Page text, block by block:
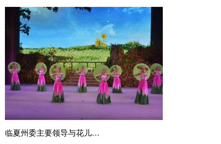
临夏州委主要领导与花儿文化民间文艺家协会等开展座谈